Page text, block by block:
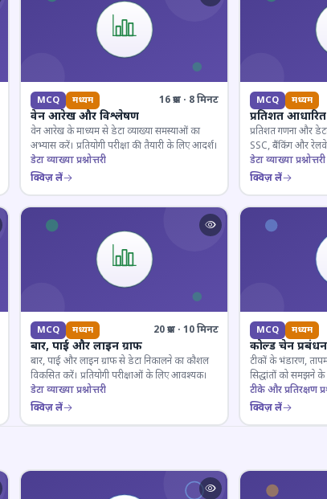
MCQ मध्यम 16 प्रश्न · 8 मिनट
वेन आरेख और विश्लेषण
वेन आरेख के माध्यम से डेटा व्याख्या समस्याओं का
अभ्यास करें। प्रतियोगी परीक्षा की तैयारी के लिए आदर्श।
डेटा व्याख्या प्रश्नोत्तरी
क्विज़ लें
MCQ मध्यम
प्रतिशत
प्रतिशत गणना और
SSC, बैंकिंग और रेलवे
डेटा व्याख्या प्रश्नोत्तरी
क्विज़ लें
MCQ मध्यम 20 प्रश्न · 10 मिनट
बार, पाई और लाइन ग्राफ
बार, पाई और लाइन ग्राफ से डेटा निकालने का कौशल
विकसित करें। प्रतियोगी परीक्षाओं के लिए आवश्यक।
डेटा व्याख्या प्रश्नोत्तरी
क्विज़ लें
MCQ मध्यम
कोल्ड चेन प्रबंधन
टीकों के भंडारण,
सिद्धांतों को समझने के
परीक्षार्थियों के लिए
टीके और प्रतिरक्षण
क्विज़ लें